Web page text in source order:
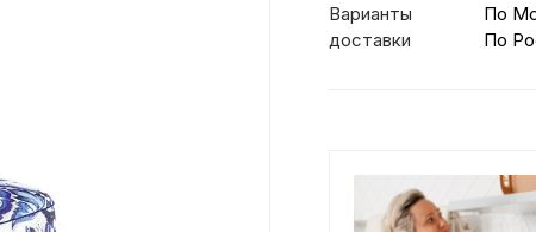
Варианты
доставки
По
По